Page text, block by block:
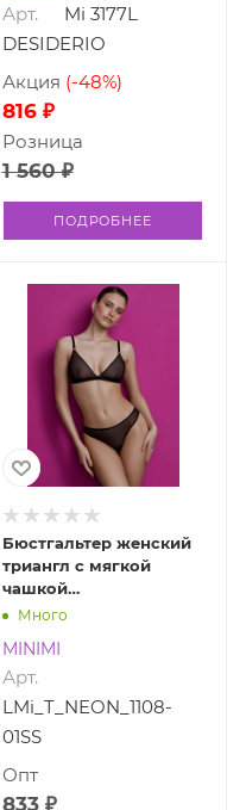
Арт.
Mi 3177L
DESIDERIO
816 ₽
Акция (-48%)
1 560 ₽
Розница
ПОДРОБНЕЕ
Бюстгальтер женский
триангл с мягкой
чашкой
LMi_T_NEON_1108-01SS
Много
MINIMI
Арт.
LMi_T_NEON_1108-
01SS
833 ₽
Опт